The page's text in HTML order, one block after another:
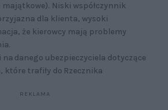
Niski współczynnik
dla klienta, wysoki
że kierowcy mają problemy
na danego ubezpieczyciela dotyczące
trafiły do Rzecznika